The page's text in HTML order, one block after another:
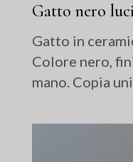
Gatto nero
Gatto in
Colore nero,
mano. Copia